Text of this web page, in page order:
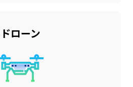
ドローン